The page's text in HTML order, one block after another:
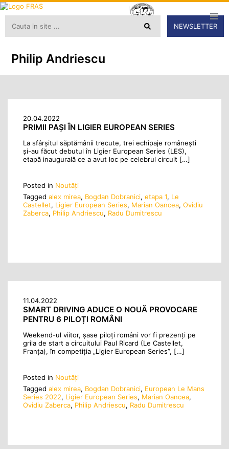
NEWSLETTER
Philip Andriescu
20.04.2022
PRIMII PAȘI ÎN LIGIER EUROPEAN SERIES
La sfârșitul săptămânii trecute, trei echipaje românești
și-au făcut debutul în Ligier European Series (LES),
etapă inaugurală ce a avut loc pe celebrul circuit […]
Posted in Noutăţi
Tagged alex mirea, Bogdan Dobranici, etapa 1, Le
Castellet, Ligier European Series, Marian Oancea, Ovidiu
Zaberca, Philip Andriescu, Radu Dumitrescu
11.04.2022
SMART DRIVING ADUCE O NOUĂ PROVOCARE
PENTRU 6 PILOȚI ROMÂNI
Weekend-ul viitor, șase piloți români vor fi prezenți pe
grila de start a circuitului Paul Ricard (Le Castellet,
Franța), în competiția „Ligier European Series”, […]
Posted in Noutăţi
Tagged alex mirea, Bogdan Dobranici, European Le Mans
Series 2022, Ligier European Series, Marian Oancea,
Ovidiu Zaberca, Philip Andriescu, Radu Dumitrescu